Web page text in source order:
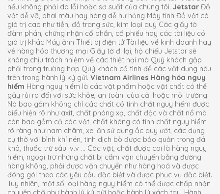
nếu không phải do lỗi hoặc sơ suất của chúng tôi. Jetstar Đồ
vật dễ vỡ, phai màu hay hàng dễ hư hỏng Máy tính Đồ vật có
giá trị cao như tiền, đồ trang sức, kim loại quý Các giấy tờ
đàm phán, chứng nhận cổ phần, cổ phiếu hay các tài liệu có
giá trị khác Máy ảnh Thiết bị điện tử Tài liệu về kinh doanh hay
về hàng hóa thương mại Giấy tờ đi lại, hộ chiếu Jetstar sẽ
không chịu trách nhiệm về các thiệt hại mà Quý khách gặp
phải trong trường hợp Quý khách cố tình để các vật dụng nêu
trên trong hành lý ký gửi. Vietnam Airlines Hàng hóa nguy
hiểm Hàng nguy hiểm là các vật phẩm hoặc vật chất có thể
gây rủi ro đối với sức khỏe, an toàn. của cải hoặc môi trường.
Nó bao gồm không chỉ các chất có tính chất nguy hiểm được
biểu hiện rõ như axít, chất phóng xạ, chất độc và chất nổ mà
còn bao gồm cả các vật, chất không có tính chất nguy hiểm
rõ ràng như nam châm, xe lăn sử dụng ắc quy ướt, các dụng
cụ thở với bình khí nén, tinh dịch bò được bảo quản trong đá
khô, thuốc trừ sâu .v.v … Các vật, chất được coi là hàng nguy
hiểm, ngoại trừ những chất bị cấm vận chuyển bằng đường
hàng không, phải được vận chuyển như hàng hoá và được
đóng gói theo các yêu cầu đặc biệt và được phục vụ đặc biệt.
Tuy nhiên, một số loại hàng nguy hiểm có thể được chấp nhận